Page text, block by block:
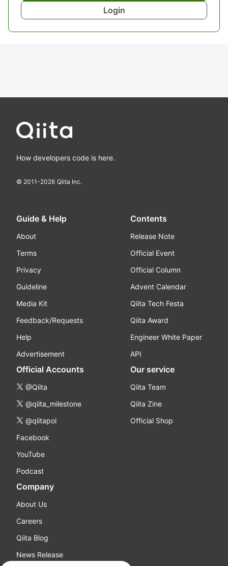
Login
How developers code is here.
© 2011-2026 Qiita Inc.
Guide & Help
About
Terms
Privacy
Guideline
Media Kit
Feedback/Requests
Help
Advertisement
Contents
Release Note
Official Event
Official Column
Advent Calendar
Qiita Tech Festa
Qiita Award
Engineer White Paper
API
Official Accounts
@Qiita
@qiita_milestone
@qiitapoi
Facebook
YouTube
Podcast
Our service
Qiita Team
Qiita Zine
Official Shop
Company
About Us
Careers
Qiita Blog
News Release